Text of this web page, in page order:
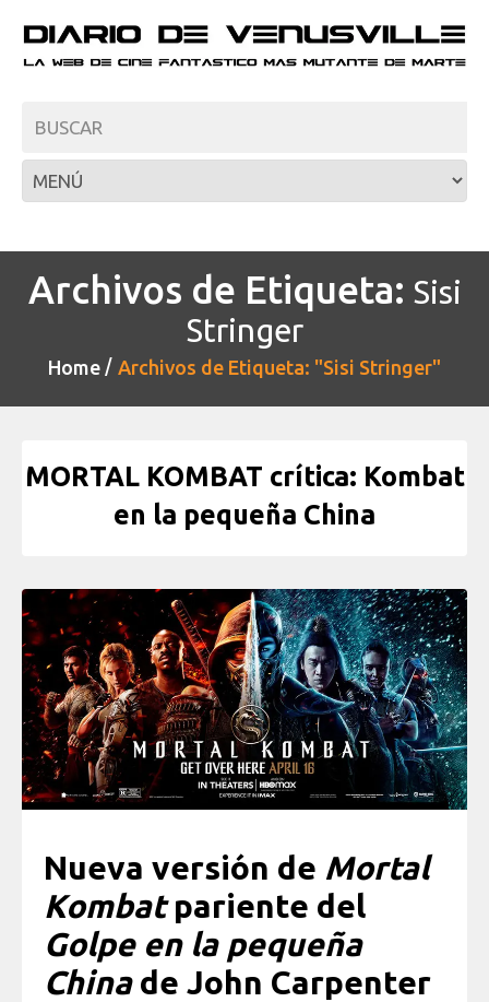
Archivos de Etiqueta: Sisi
Stringer
Home Archivos de Etiqueta: "Sisi Stringer"
MORTAL KOMBAT crítica: Kombat
en la pequeña China
Nueva versión de Mortal
Kombatpariente del
Golpe en la pequeña
Chinade John Carpenter